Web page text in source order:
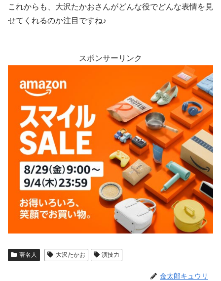
これからも、大沢たかおさんがどんな役でどんな表情を見
せてくれるのか注目ですね♪
スポンサーリンク
著名人 大沢たかお 演技力
金太郎キュウリ